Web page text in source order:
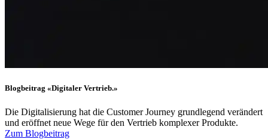
Blogbeitrag «Digitaler Vertrieb.»
Die Digitalisierung hat die Customer Journey grundlegend verändert
und eröffnet neue Wege für den Vertrieb komplexer Produkte.
Zum Blogbeitrag